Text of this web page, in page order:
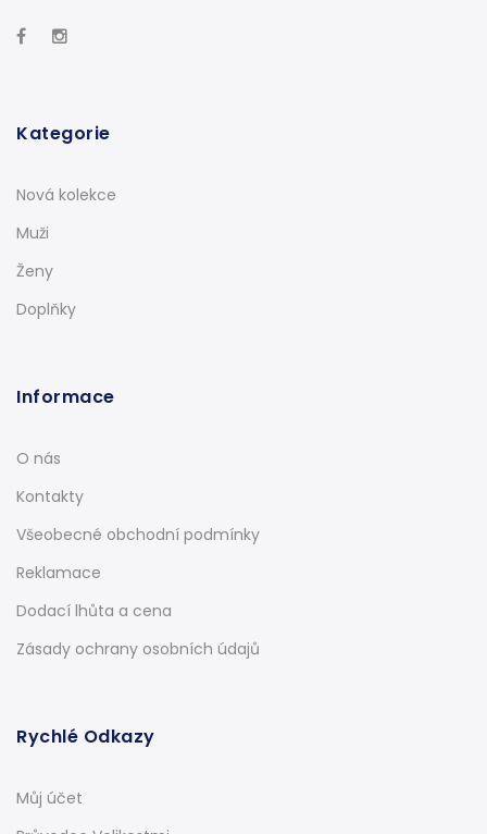
Kategorie
Nová kolekce
Muži
Ženy
Doplňky
Informace
O nás
Kontakty
Všeobecné obchodní podmínky
Reklamace
Dodací lhůta a cena
Zásady ochrany osobních údajů
Rychlé Odkazy
Můj účet